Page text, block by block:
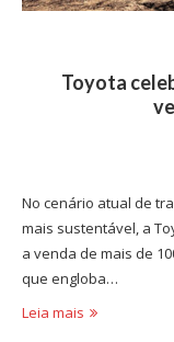
Toyota
No cenário atual de
mais sustentável, a
a venda de mais de
que engloba…
Leia mais